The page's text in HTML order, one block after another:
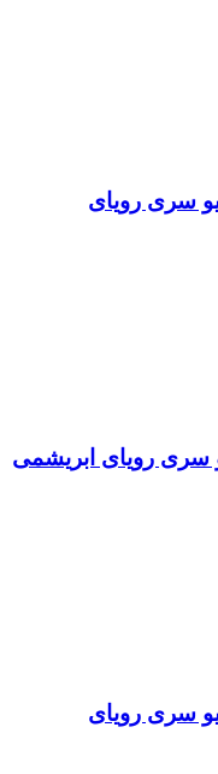
سری رویای
سری رویای ابریشمی
سری رویای